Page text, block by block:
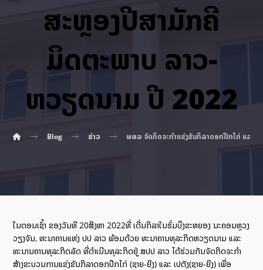
ສະຫຼອງປີສາມັກຄີ
ມິດຕະພາບ ລາວ-
ຫວຽດນາມ ປີ 2022
Blog ຂ່າວ ທຫລ ຈັດກິດຈະກຳແຂ່ງຂັນກິລາດອກປີກໄກ່ ແລະ
ໃນຕອນເຊົ້າ ຂອງວັນທີ 20ສິງຫາ 2022ທີ່ ເດີ່ນກິລາໃນຮົ່ມບຶງຂະຫຍອງ ນະຄອນຫຼວງ
ວຽງຈັນ, ທະນາຄານແຫ່ງ ປປ ລາວ ພ້ອມດ້ວຍ ທະນາຄານທຸລະກິດຫວຽດນາມ ແລະ
ທະນານຄານທຸລະກິດລັດ ທີ່ດຳເນີນທຸລະກິດຢູ່ ສປປ ລາວ ໄດ້ຮ່ວມກັນຈັດກິດຈະກຳ
ສ້າງຂະບວນການແຂ່ງຂັນກິລາດອກປີກໄກ່ (ຊາຍ-ຍິງ) ແລະ ເປຕັງ(ຊາຍ-ຍິງ) ເພື່ອ